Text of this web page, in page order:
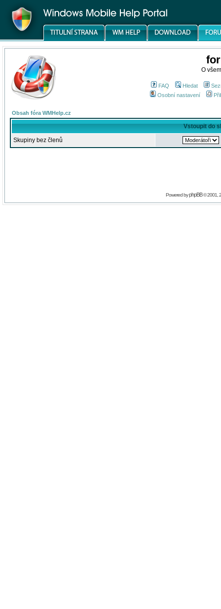
O
FAQ Hledat
Osobní nastavení
Obsah fóra WMHelp.cz
Vstoupit do
Skupiny bez členů
Powered byphpBB© 2001,